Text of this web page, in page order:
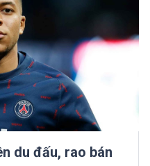
du đấu, rao bán